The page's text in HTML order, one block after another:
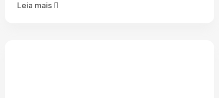
Leia mais